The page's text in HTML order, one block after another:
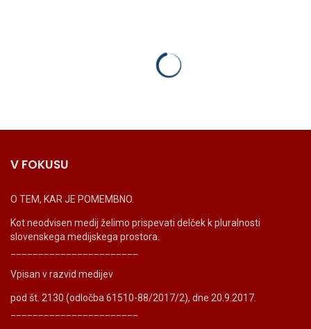
V FOKUSU
O TEM, KAR JE POMEMBNO.
Kot neodvisen medij želimo prispevati delček k pluralnosti
slovenskega medijskega prostora.
Vpisan v razvid medijev
pod št. 2130 (odločba 61510-88/2017/2), dne 20.9.2017.